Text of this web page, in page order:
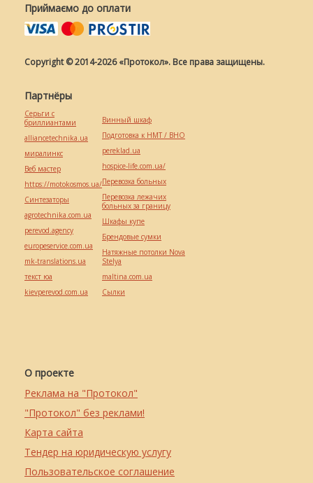
Приймаємо до оплати
Copyright © 2014-2026 «Протокол». Все права защищены.
О проекте
Реклама на "Протокол"
"Протокол" без реклами!
Карта сайта
Тендер на юридическую услугу
Пользовательское соглашение
Партнёры
Серьги с
бриллиантами
alliancetechnika.ua
миралинкс
Веб мастер
https://motokosmos.ua/
Синтезаторы
agrotechnika.com.ua
perevod.agency
europeservice.com.ua
mk-translations.ua
текст юа
kievperevod.com.ua
Винный шкаф
Подготовка к НМТ / ВНО
pereklad.ua
hospice-life.com.ua/
Перевозка больных
Перевозка лежачих
больных за границу
Шкафы купе
Брендовые сумки
Натяжные потолки Nova
Stelya
maltina.com.ua
Cылки